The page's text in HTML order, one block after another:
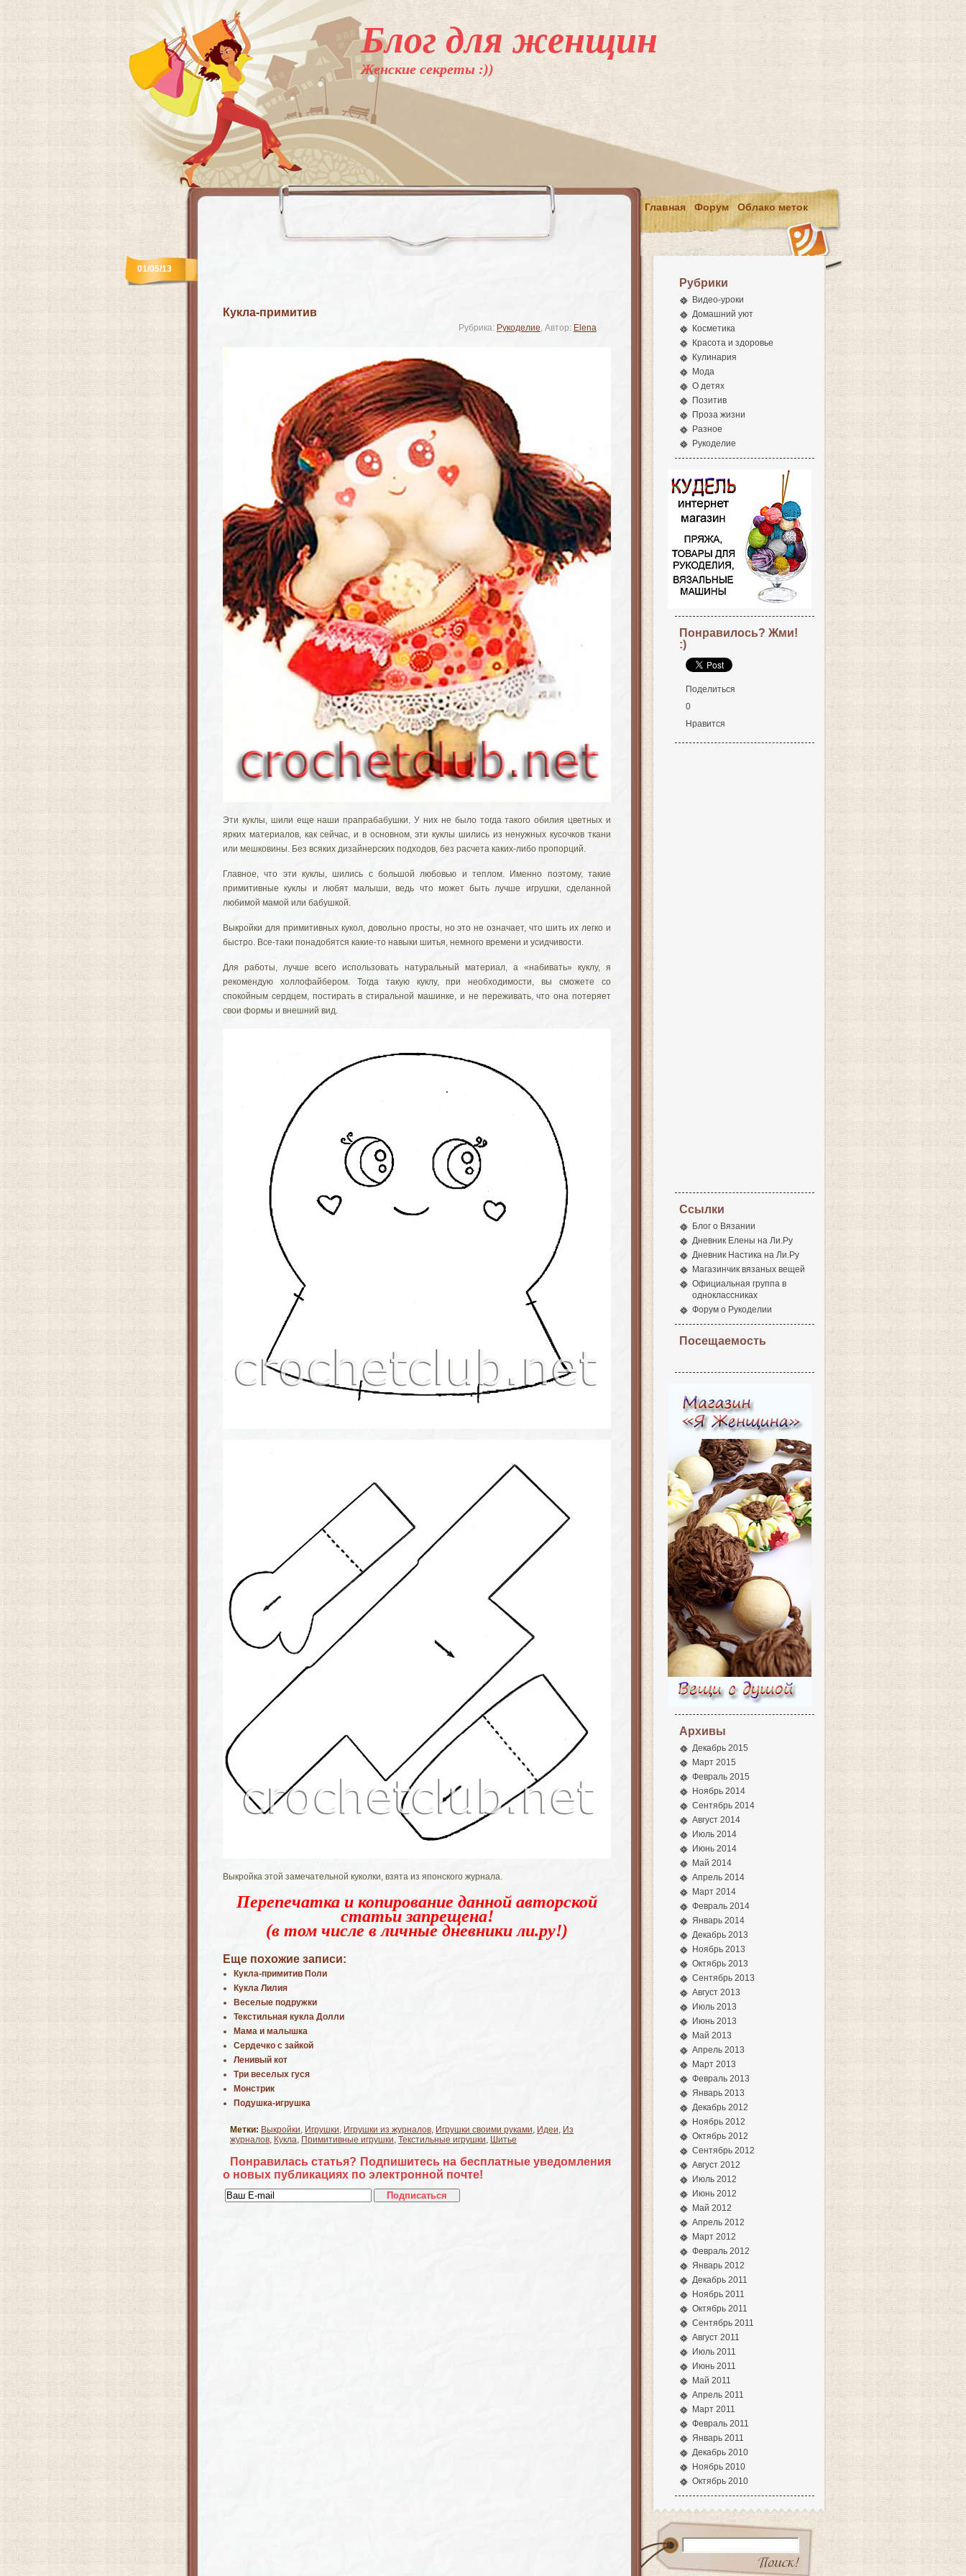
Блог для женщин
Женские секреты :))
Главная Форум Облако меток
Кукла-примитив
Рубрика: Рукоделие, Автор: Elena
01/05/13
Эти куклы, шили еще наши прапрабабушки. У них не было тогда такого обилия цветных и
ярких материалов, как сейчас, и в основном, эти куклы шились из ненужных кусочков ткани
или мешковины. Без всяких дизайнерских подходов, без расчета каких-либо пропорций.
Главное, что эти куклы, шились с большой любовью и теплом. Именно поэтому, такие
примитивные куклы и любят малыши, ведь что может быть лучше игрушки, сделанной
любимой мамой или бабушкой.
Выкройки для примитивных кукол, довольно просты, но это не означает, что шить их легко и
быстро. Все-таки понадобятся какие-то навыки шитья, немного времени и усидчивости.
Для работы, лучше всего использовать натуральный материал, а «набивать» куклу, я
рекомендую холлофайбером. Тогда такую куклу, при необходимости, вы сможете со
спокойным сердцем, постирать в стиральной машинке, и не переживать, что она потеряет
свои формы и внешний вид.
Выкройка этой замечательной куколки, взята из японского журнала.
Перепечатка и копирование данной авторской
статьи запрещена!
(в том числе в личные дневники ли.ру!)
Еще похожие записи:
Кукла-примитив Поли
Кукла Лилия
Веселые подружки
Текстильная кукла Долли
Мама и малышка
Сердечко с зайкой
Ленивый кот
Три веселых гуся
Монстрик
Подушка-игрушка
Метки: Выкройки, Игрушки, Игрушки из журналов, Игрушки своими руками, Идеи, Из
журналов, Кукла, Примитивные игрушки, Текстильные игрушки, Шитье
Понравилась статья? Подпишитесь на бесплатные уведомления
о новых публикациях по электронной почте!
Рубрики
Видео-уроки
Домашний уют
Косметика
Красота и здоровье
Кулинария
Мода
О детях
Позитив
Проза жизни
Разное
Рукоделие
Понравилось? Жми!
:)
Поделиться
0
Нравится
Ссылки
Блог о Вязании
Дневник Елены на Ли.Ру
Дневник Настика на Ли.Ру
Магазинчик вязаных вещей
Официальная группа в
одноклассниках
Форум о Рукоделии
Посещаемость
Архивы
Декабрь 2015
Март 2015
Февраль 2015
Ноябрь 2014
Сентябрь 2014
Август 2014
Июль 2014
Июнь 2014
Май 2014
Апрель 2014
Март 2014
Февраль 2014
Январь 2014
Декабрь 2013
Ноябрь 2013
Октябрь 2013
Сентябрь 2013
Август 2013
Июль 2013
Июнь 2013
Май 2013
Апрель 2013
Март 2013
Февраль 2013
Январь 2013
Декабрь 2012
Ноябрь 2012
Октябрь 2012
Сентябрь 2012
Август 2012
Июль 2012
Июнь 2012
Май 2012
Апрель 2012
Март 2012
Февраль 2012
Январь 2012
Декабрь 2011
Ноябрь 2011
Октябрь 2011
Сентябрь 2011
Август 2011
Июль 2011
Июнь 2011
Май 2011
Апрель 2011
Март 2011
Февраль 2011
Январь 2011
Декабрь 2010
Ноябрь 2010
Октябрь 2010